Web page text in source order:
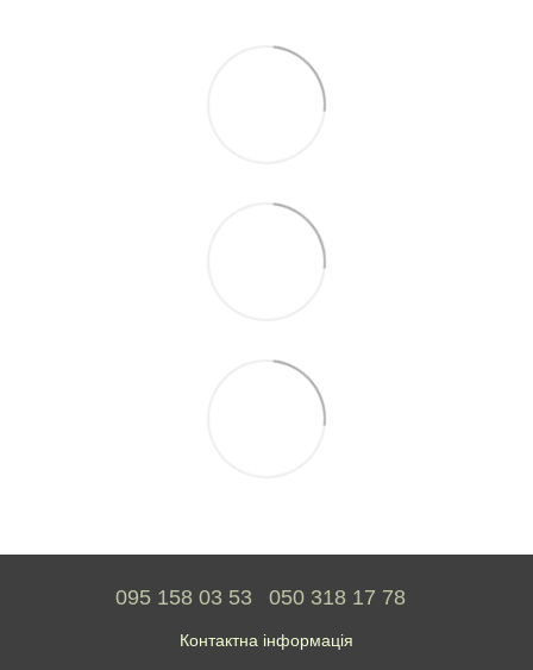
095 158 03 53 050 318 17 78
Контактна інформація